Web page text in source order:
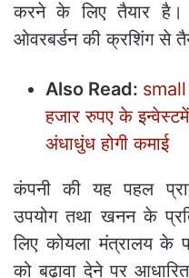
करने के लिए तैयार है।
ओवरबर्डन की क्रशिंग से
Also Read:
हजार रुपए के
अंधाधुंध होगी कमाई
कंपनी की यह पहल
उपयोग तथा खनन के
लिए कोयला मंत्रालय के
को बढ़ावा देने पर